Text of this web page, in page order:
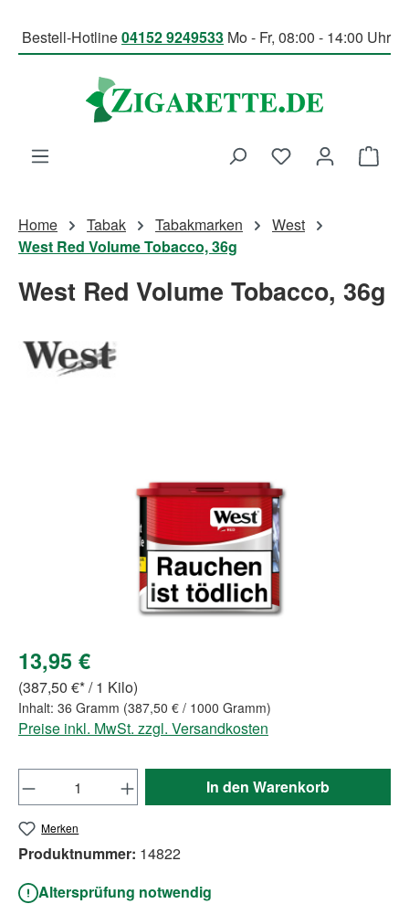
Bestell-Hotline04152 9249533 Mo - Fr, 08:00 - 14:00 Uhr
Du hast 0
Home Tabak Tabakmarken
West
West Red Volume Tobacco, 36g
West Red Volume Tobacco, 36g
13,95 €
(387,50 €* / 1 Kilo)
Inhalt: 36 Gramm (387,50 € / 1000 Gramm)
Preise inkl. MwSt. zzgl. Versandkosten
Produkt Anzahl: Gib den gewünschten
In den Warenkorb
Merken
Produktnummer: 14822
Altersprüfung notwendig